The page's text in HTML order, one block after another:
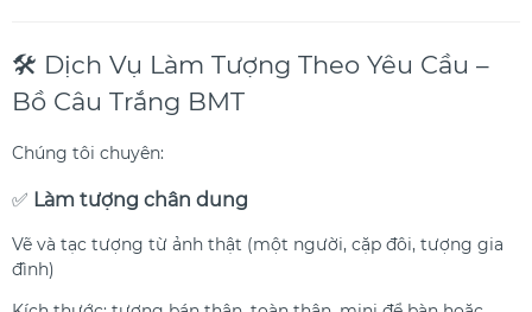
🛠️ Dịch Vụ Làm Tượng Theo Yêu Cầu –
Bồ Câu Trắng BMT
Chúng tôi chuyên:
✅ Làm tượng chân dung
Vẽ và tạc tượng từ ảnh thật (một người, cặp đôi, tượng gia
đình)